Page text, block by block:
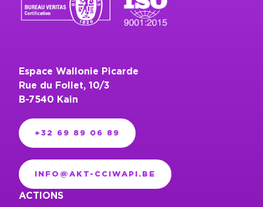
Espace Wallonie Picarde
Rue du Follet, 10/3
B-7540 Kain
+32 69 89 06 89
INFO@AKT-CCIWAPI.BE
ACTIONS